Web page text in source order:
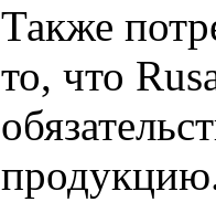
Также
то, что